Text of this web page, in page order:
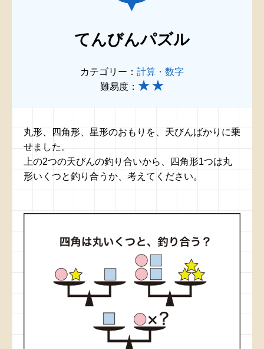
てんびんパズル
カテゴリー： 計算・数字
難易度：
丸形、四角形、星形のおもりを、天びんばかりに乗
せました。
上の2つの天びんの釣り合いから、四角形1つは丸
形いくつと釣り合うか、考えてください。